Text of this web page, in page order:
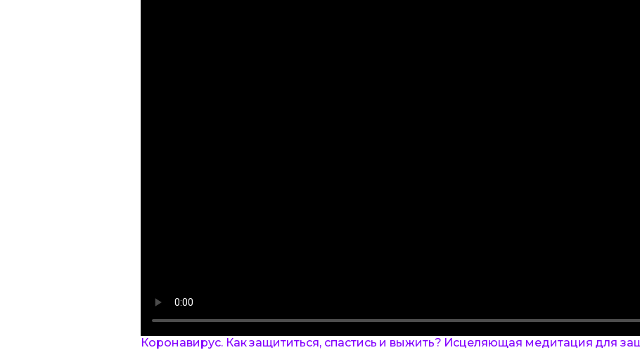
Коронавирус. Как защититься, спастись и выжить? Исцеляющая медитация для